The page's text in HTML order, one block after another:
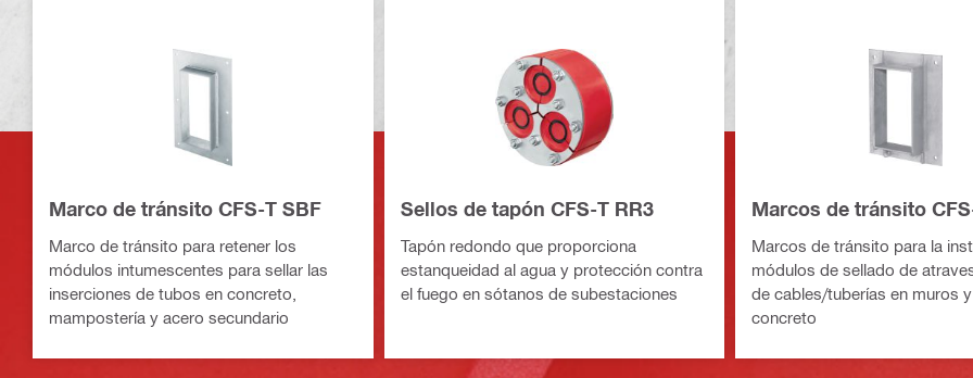
Marco de tránsito CFS-T SBF
Marco de tránsito para retener los
módulos intumescentes para sellar las
inserciones de tubos en concreto,
mampostería y acero secundario
Sellos de tapón CFS-T RR3
Tapón redondo que proporciona
estanqueidad al agua y protección contra
el fuego en sótanos de subestaciones
Marcos de tránsito
Marcos de tránsito para la
módulos de sellado de
de cables/tuberías en muros
concreto